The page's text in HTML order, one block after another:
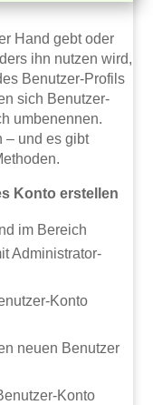
Hand gebt oder
ihn nutzen wird,
Benutzer-Profils
sich Benutzer-
umbenennen.
– und es gibt
Konto erstellen
im Bereich
Administrator-
Konto
neuen Benutzer
Konto